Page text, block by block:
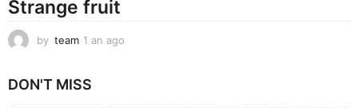
Strange fruit
by team 1 an ago
DON'T MISS